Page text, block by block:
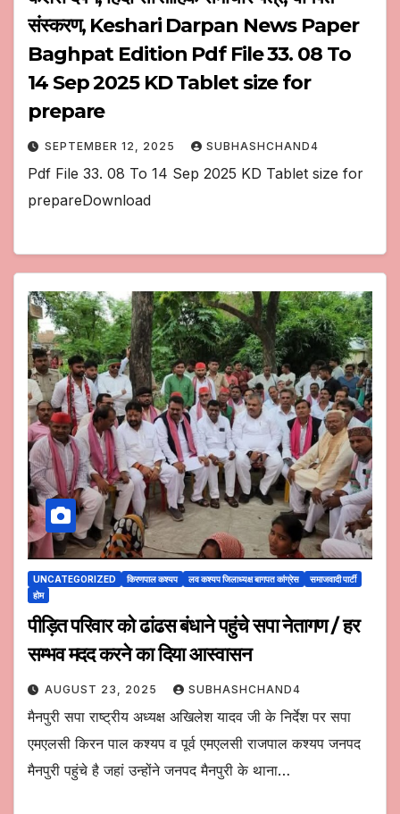
संस्करण, Keshari Darpan News Paper
Baghpat Edition Pdf File 33. 08 To
14 Sep 2025 KD Tablet size for
prepare
SEPTEMBER 12, 2025 SUBHASHCHAND4
Pdf File 33. 08 To 14 Sep 2025 KD Tablet size for
prepareDownload
UNCATEGORIZED किरणपाल कश्यप लव कश्यप जिलाध्यक्ष बागपत कांग्रेस
समाजवादी पार्टी
होम
पीड़ित परिवार को ढांढस बंधाने पहुंचे सपा नेतागण / हर
सम्भव मदद करने का दिया आस्वासन
AUGUST 23, 2025 SUBHASHCHAND4
मैनपुरी सपा राष्ट्रीय अध्यक्ष अखिलेश यादव जी के निर्देश पर सपा
एमएलसी किरन पाल कश्यप व पूर्व एमएलसी राजपाल कश्यप जनपद
मैनपुरी पहुंचे है जहां उन्होंने जनपद मैनपुरी के थाना…